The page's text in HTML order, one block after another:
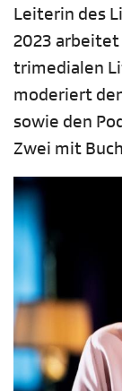
Leiterin des
2023
trimedialen
moderiert
sowie den
Zwei mit